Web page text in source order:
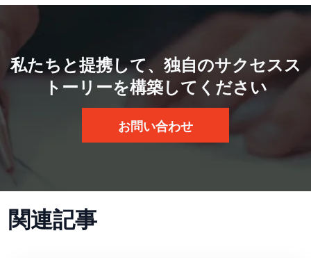
私たちと提携して、独自のサクセスス
トーリーを構築してください
お問い合わせ
関連記事